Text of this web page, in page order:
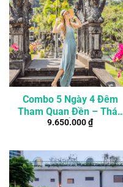
Combo 5 Ngày 4 Đêm
Tham Quan Đền – Thác
Đẹp Nhất Ở Bali (Tour
9.650.000₫